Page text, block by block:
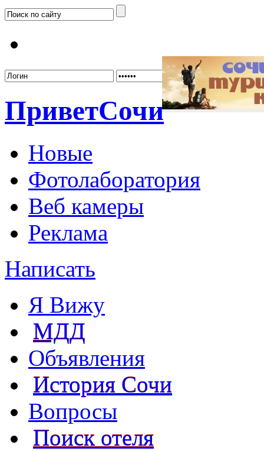
ПриветСочи
Новые
Фотолаборатория
Веб камеры
Реклама
Написать
Я Вижу
МДД
Объявления
История Сочи
Вопросы
Поиск отеля